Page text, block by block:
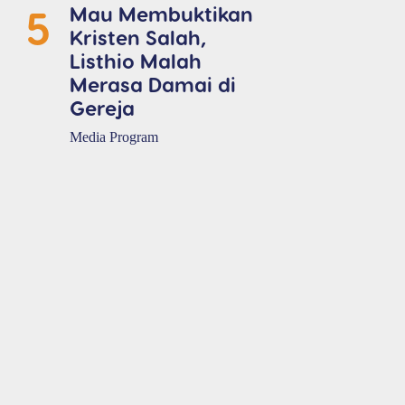
5
Mau Membuktikan
Kristen Salah,
Listhio Malah
Merasa Damai di
Gereja
Media Program